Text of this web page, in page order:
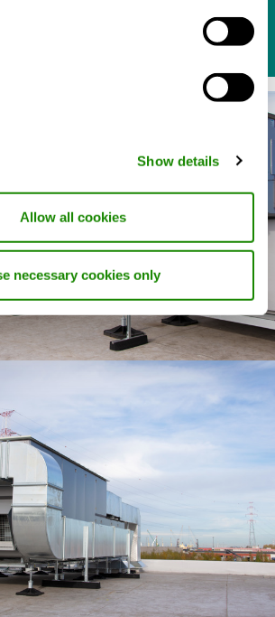
Show details
Allow all cookies
necessary cookies only